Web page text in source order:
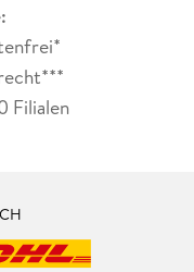
Filialen